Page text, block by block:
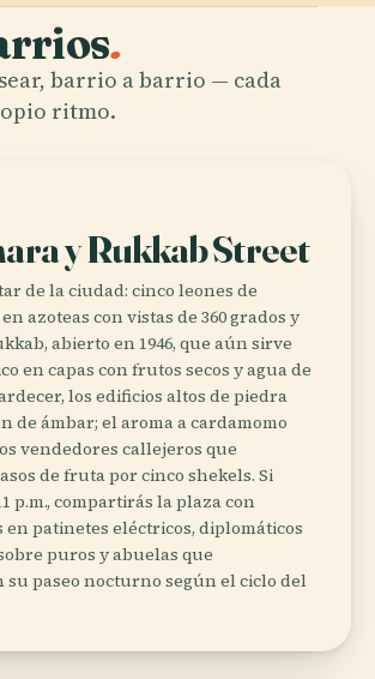
.
barrio a barrio — cada
ritmo.
y Rukkab Street
de la ciudad: cinco leones de
azoteas con vistas de 360 grados y
abierto en 1946, que aún sirve
en capas con frutos secos y agua de
los edificios altos de piedra
de ámbar; el aroma a cardamomo
vendedores callejeros que
de fruta por cinco shekels. Si
p.m., compartirás la plaza con
en patinetes eléctricos, diplomáticos
puros y abuelas que
paseo nocturno según el ciclo del